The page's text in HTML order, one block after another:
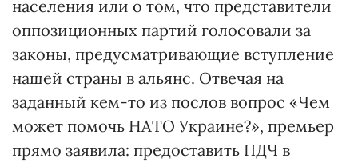
населения или о том, что представители
оппозиционных партий голосовали за
законы, предусматривающие вступление
нашей страны в альянс. От­вечая на
заданный кем-то из послов вопрос «Чем
может помочь НАТО Украине?», премьер
прямо заявила: предоставить ПДЧ в